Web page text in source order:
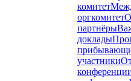
комитет
оргкомитет
партнёры
доклады
участники